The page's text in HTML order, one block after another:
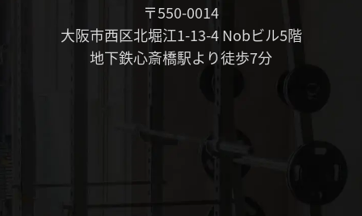
〒550-0014
大阪市西区北堀江1-13-4 Nobビル5階
地下鉄心斎橋駅より徒歩7分